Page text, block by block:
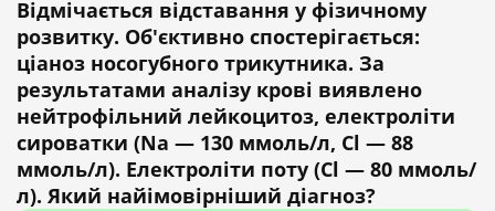
Відмічається відставання у фізичному
розвитку. Об'єктивно спостерігається:
ціаноз носогубного трикутника. За
результатами аналізу крові виявлено
нейтрофільний лейкоцитоз, електроліти
сироватки (Na — 130 ммоль/л, Cl — 88
ммоль/л). Електроліти поту (Cl — 80 ммоль/
л). Який найімовірніший діагноз?